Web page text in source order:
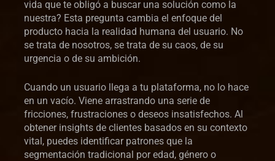
vida que te obligó a buscar una solución como la
nuestra? Esta pregunta cambia el enfoque del
producto hacia la realidad humana del usuario. No
se trata de nosotros, se trata de su caos, de su
urgencia o de su ambición.
Cuando un usuario llega a tu plataforma, no lo hace
en un vacío. Viene arrastrando una serie de
fricciones, frustraciones o deseos insatisfechos. Al
obtener insights de clientes basados en su contexto
vital, puedes identificar patrones que la
segmentación tradicional por edad, género o